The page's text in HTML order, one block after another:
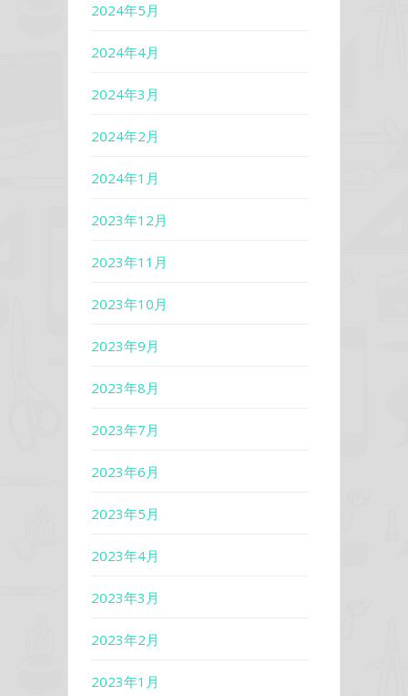
2024年5月
2024年4月
2024年3月
2024年2月
2024年1月
2023年12月
2023年11月
2023年10月
2023年9月
2023年8月
2023年7月
2023年6月
2023年5月
2023年4月
2023年3月
2023年2月
2023年1月